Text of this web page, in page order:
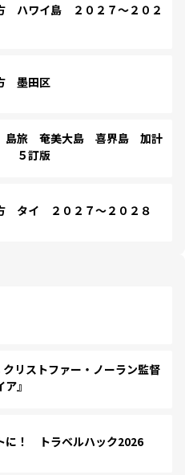
ハワイ島 ２０２７～２０２
墨田区
島旅 奄美大島 喜界島 加計
５訂版
タイ ２０２７～２０２８
リストファー・ノーラン監督
』
に！ トラベルハック2026